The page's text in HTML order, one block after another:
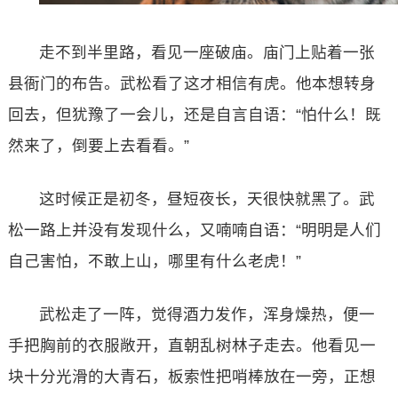
走不到半里路，看见一座破庙。庙门上贴着一张
县衙门的布告。武松看了这才相信有虎。他本想转身
回去，但犹豫了一会儿，还是自言自语：“怕什么！既
然来了，倒要上去看看。”
这时候正是初冬，昼短夜长，天很快就黑了。武
松一路上并没有发现什么，又喃喃自语：“明明是人们
自己害怕，不敢上山，哪里有什么老虎！”
武松走了一阵，觉得酒力发作，浑身燥热，便一
手把胸前的衣服敞开，直朝乱树林子走去。他看见一
块十分光滑的大青石，板索性把哨棒放在一旁，正想